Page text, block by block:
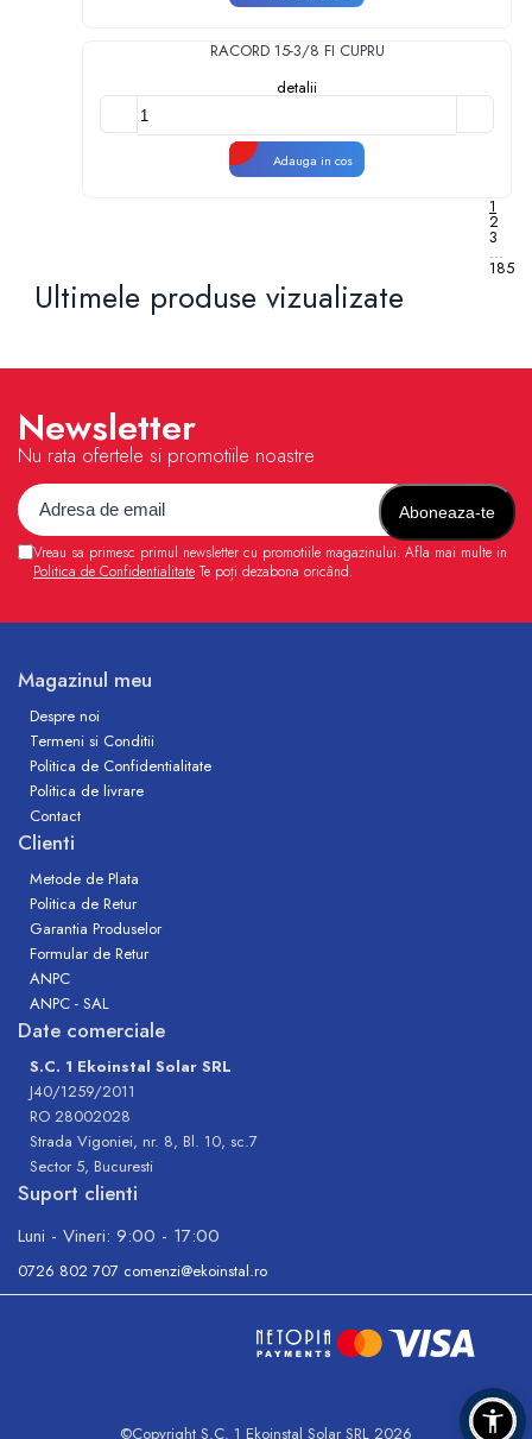
RACORD 15-3/8 FI CUPRU
detalii
Adauga in cos
1
2
3
...
185
Ultimele produse vizualizate
Newsletter
Nu rata ofertele si promotiile noastre
Vreau sa primesc primul newsletter cu promotiile magazinului. Afla mai multe in
Politica de Confidentialitate Te poți dezabona oricând.
Magazinul meu
Despre noi
Termeni si Conditii
Politica de Confidentialitate
Politica de livrare
Contact
Clienti
Metode de Plata
Politica de Retur
Garantia Produselor
Formular de Retur
ANPC
ANPC - SAL
Date comerciale
S.C. 1 Ekoinstal Solar SRL
J40/1259/2011
RO 28002028
Strada Vigoniei, nr. 8, Bl. 10, sc.7
Sector 5, Bucuresti
Suport clienti
Luni - Vineri: 9:00 - 17:00
0726 802 707 comenzi@ekoinstal.ro
©Copyright S.C. 1 Ekoinstal Solar SRL 2026